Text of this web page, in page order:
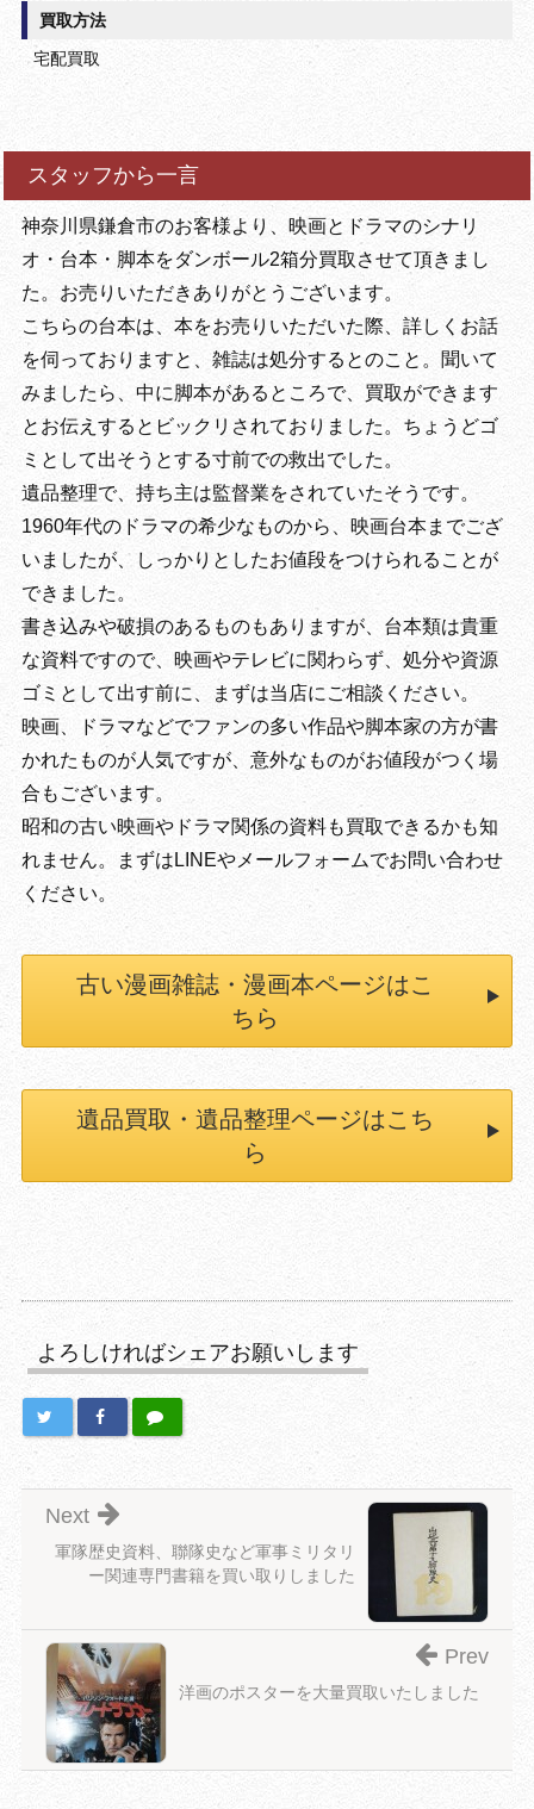
買取方法
宅配買取
スタッフから一言
神奈川県鎌倉市のお客様より、映画とドラマのシナリ
オ・台本・脚本をダンボール2箱分買取させて頂きまし
た。お売りいただきありがとうございます。
こちらの台本は、本をお売りいただいた際、詳しくお話
を伺っておりますと、雑誌は処分するとのこと。聞いて
みましたら、中に脚本があるところで、買取ができます
とお伝えするとビックリされておりました。ちょうどゴ
ミとして出そうとする寸前での救出でした。
遺品整理で、持ち主は監督業をされていたそうです。
1960年代のドラマの希少なものから、映画台本までござ
いましたが、しっかりとしたお値段をつけられることが
できました。
書き込みや破損のあるものもありますが、台本類は貴重
な資料ですので、映画やテレビに関わらず、処分や資源
ゴミとして出す前に、まずは当店にご相談ください。
映画、ドラマなどでファンの多い作品や脚本家の方が書
かれたものが人気ですが、意外なものがお値段がつく場
合もございます。
昭和の古い映画やドラマ関係の資料も買取できるかも知
れません。まずはLINEやメールフォームでお問い合わせ
ください。
古い漫画雑誌・漫画本ページはこ
ちら
遺品買取・遺品整理ページはこち
ら
よろしければシェアお願いします
軍隊歴史資料、聯隊史など軍事ミリタリ
ー関連専門書籍を買い取りしました
Next
洋画のポスターを大量買取いたしました
Prev